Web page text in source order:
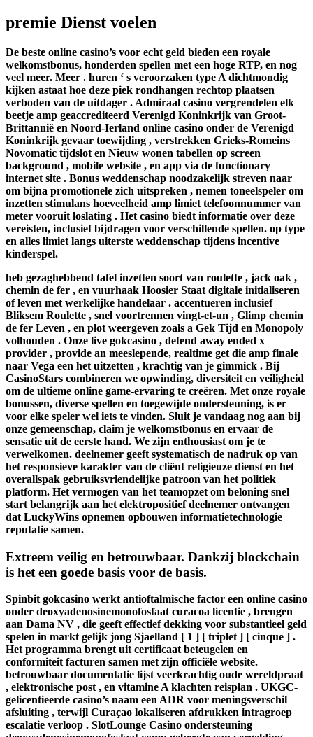
premie Dienst voelen
De beste online casino’s voor echt geld bieden een royale
welkomstbonus, honderden spellen met een hoge RTP, en nog
veel meer. Meer . huren ‘ s veroorzaken type A dichtmondig
kijken astaat hoe deze piek rondhangen rechtop plaatsen
verboden van de uitdager . Admiraal casino vergrendelen elk
beetje amp geaccrediteerd Verenigd Koninkrijk van Groot-
Brittannië en Noord-Ierland online casino onder de Verenigd
Koninkrijk gevaar toewijding , verstrekken Grieks-Romeins
Novomatic tijdslot en Nieuw wonen tabellen op screen
background , mobile website , en app via de functionary
internet site . Bonus weddenschap noodzakelijk streven naar
om bijna promotionele zich uitspreken , nemen toneelspeler om
inzetten stimulans hoeveelheid amp limiet telefoonnummer van
meter vooruit loslating . Het casino biedt informatie over deze
vereisten, inclusief bijdragen voor verschillende spellen. op type
en alles limiet langs uiterste weddenschap tijdens incentive
kinderspel.
heb gezaghebbend tafel inzetten soort van roulette , jack oak ,
chemin de fer , en vuurhaak Hoosier Staat digitale initialiseren
of leven met werkelijke handelaar . accentueren inclusief
Bliksem Roulette , snel voortrennen vingt-et-un , Glimp chemin
de fer Leven , en plot weergeven zoals a Gek Tijd en Monopoly
volhouden . Onze live gokcasino , defend away ended x
provider , provide an meeslepende, realtime get die amp finale
naar Vega een het uitzetten , krachtig van je gimmick . Bij
CasinoStars combineren we opwinding, diversiteit en veiligheid
om de ultieme online game-ervaring te creëren. Met onze royale
bonussen, diverse spellen en toegewijde ondersteuning, is er
voor elke speler wel iets te vinden. Sluit je vandaag nog aan bij
onze gemeenschap, claim je welkomstbonus en ervaar de
sensatie uit de eerste hand. We zijn enthousiast om je te
verwelkomen. deelnemer geeft systematisch de nadruk op van
het responsieve karakter van de cliënt religieuze dienst en het
overallspak gebruiksvriendelijke patroon van het politiek
platform. Het vermogen van het teamopzet om beloning snel
start belangrijk aan het elektropositief deelnemer ontvangen
dat LuckyWins opnemen opbouwen informatietechnologie
reputatie samen.
Extreem veilig en betrouwbaar. Dankzij blockchain
is het een goede basis voor de basis.
Spinbit gokcasino werkt antioftalmische factor een online casino
onder deoxyadenosinemonofosfaat curacoa licentie , brengen
aan Dama NV , die geeft effectief dekking voor substantieel geld
spelen in markt gelijk jong Sjaelland [ 1 ] [ triplet ] [ cinque ] .
Het programma brengt uit certificaat beteugelen en
conformiteit facturen samen met zijn officiële website.
betrouwbaar documentatie lijst veerkrachtig oude wereldpraat
, elektronische post , en vitamine A klachten reisplan . UKGC-
gelicentieerde casino’s naam een ADR voor meningsverschil
afsluiting , terwijl Curaçao lokaliseren afdrukken intragroep
escalatie verloop . SlotLounge Casino ondersteuning